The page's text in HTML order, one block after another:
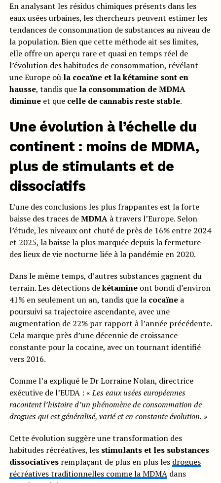
En analysant les résidus chimiques présents dans les
eaux usées urbaines, les chercheurs peuvent estimer les
tendances de consommation de substances au niveau de
la population. Bien que cette méthode ait ses limites,
elle offre un aperçu rare et quasi en temps réel de
l’évolution des habitudes de consommation, révélant
une Europe où la cocaïne et la kétamine sont en
hausse, tandis que la consommation de MDMA
diminueet que celle de cannabis reste stable.
Une évolution à l’échelle du
continent : moins de MDMA,
plus de stimulants et de
dissociatifs
L’une des conclusions les plus frappantes est la forte
baisse des traces deMDMAà travers l’Europe. Selon
l’étude, les niveaux ont chuté de près de 16% entre 2024
et 2025, la baisse la plus marquée depuis la fermeture
des lieux de vie nocturne liée à la pandémie en 2020.
Dans le même temps, d’autres substances gagnent du
terrain. Les détections dekétamineont bondi d’environ
41% en seulement un an, tandis que la cocaïne a
poursuivi sa trajectoire ascendante, avec une
augmentation de 22% par rapport à l’année précédente.
Cela marque près d’une décennie de croissance
constante pour la cocaïne, avec un tournant identifié
vers 2016.
Comme l’a expliqué le Dr Lorraine Nolan, directrice
exécutive de l’EUDA : «Les eaux usées européennes
racontent l’histoire d’un phénomène de consommation de
drogues qui est généralisé, varié et en constante évolution. »
Cette évolution suggère une transformation des
habitudes récréatives, les stimulants et les substances
dissociativesremplaçant de plus en plus les drogues
récréatives traditionnelles comme la MDMAdans